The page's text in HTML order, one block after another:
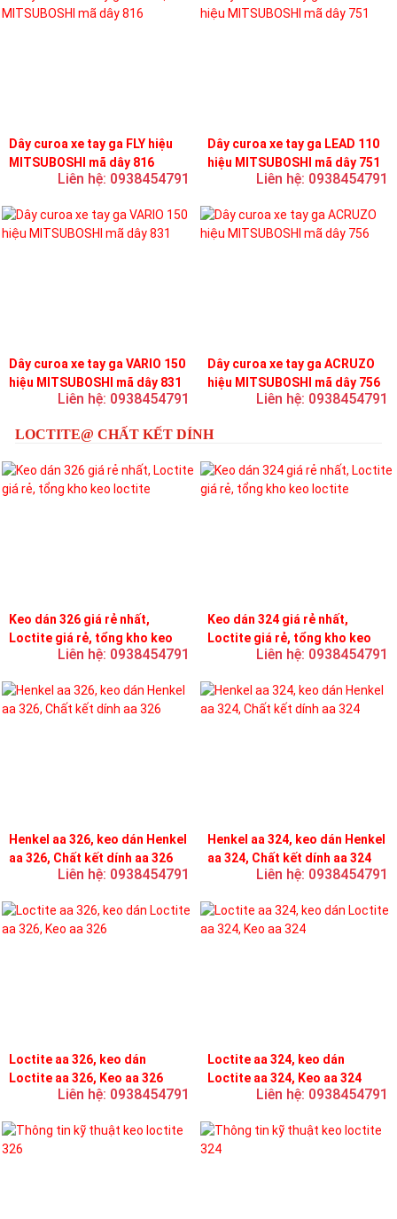
Dây curoa xe tay ga FLY hiệu
MITSUBOSHI mã dây 816
Liên hệ: 0938454791
Dây curoa xe tay ga LEAD 110
hiệu MITSUBOSHI mã dây 751
Liên hệ: 0938454791
Dây curoa xe tay ga VARIO 150
hiệu MITSUBOSHI mã dây 831
Liên hệ: 0938454791
Dây curoa xe tay ga ACRUZO
hiệu MITSUBOSHI mã dây 756
Liên hệ: 0938454791
LOCTITE@ CHẤT KẾT DÍNH
Keo dán 326 giá rẻ nhất,
Loctite giá rẻ, tổng kho keo
Liên hệ: 0938454791
Keo dán 324 giá rẻ nhất,
Loctite giá rẻ, tổng kho keo
Liên hệ: 0938454791
Henkel aa 326, keo dán Henkel
aa 326, Chất kết dính aa 326
Liên hệ: 0938454791
Henkel aa 324, keo dán Henkel
aa 324, Chất kết dính aa 324
Liên hệ: 0938454791
Loctite aa 326, keo dán
Loctite aa 326, Keo aa 326
Liên hệ: 0938454791
Loctite aa 324, keo dán
Loctite aa 324, Keo aa 324
Liên hệ: 0938454791